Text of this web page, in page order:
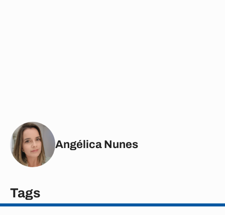
Angélica Nunes
Tags